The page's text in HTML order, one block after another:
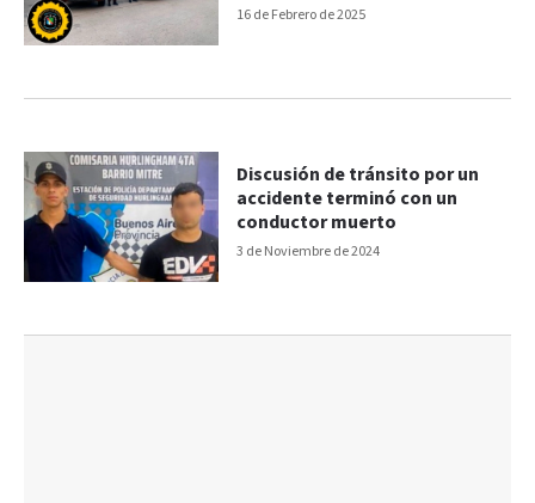
16 de Febrero de 2025
3 de Noviembre de 2024
Discusión de tránsito por un
accidente terminó con un
conductor muerto